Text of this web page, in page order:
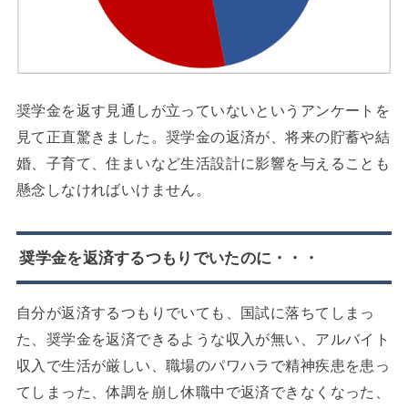
奨学金を返す見通しが立っていないというアンケートを
見て正直驚きました。奨学金の返済が、将来の貯蓄や結
婚、子育て、住まいなど生活設計に影響を与えることも
懸念しなければいけません。
奨学金を返済するつもりでいたのに・・・
自分が返済するつもりでいても、国試に落ちてしまっ
た、奨学金を返済できるような収入が無い、アルバイト
収入で生活が厳しい、職場のパワハラで精神疾患を患っ
てしまった、体調を崩し休職中で返済できなくなった、